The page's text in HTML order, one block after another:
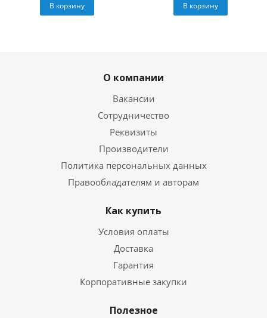
В корзину В корзину
О компании
Вакансии
Сотрудничество
Реквизиты
Производители
Политика персональных данных
Правообладателям и авторам
Как купить
Условия оплаты
Доставка
Гарантия
Корпоративные закупки
Полезное